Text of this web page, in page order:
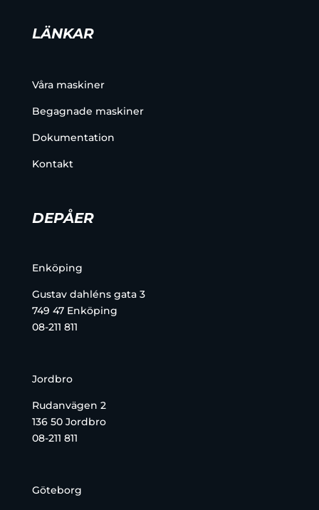
LÄNKAR
Våra maskiner
Begagnade maskiner
Dokumentation
Kontakt
DEPÅER
Enköping
Gustav dahléns gata 3
749 47 Enköping
08-211 811
Jordbro
Rudanvägen 2
136 50 Jordbro
08-211 811
Göteborg